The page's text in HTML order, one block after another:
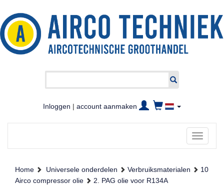
Inloggen | account aanmaken
Toggle
Home Universele onderdelen Verbruiksmaterialen
10
Airco compressor olie
2. PAG olie voor R134A